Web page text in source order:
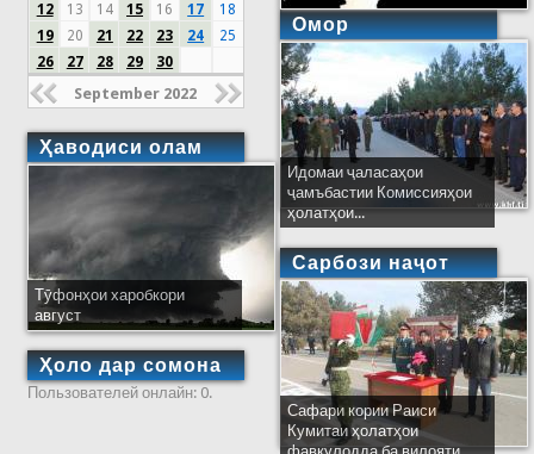
12
13 14 15 16 17
18
19
20 21 22 23 24
25
26
27 28 29 30
September 2022
Ҳаводиси олам
Тӯфонҳои харобкори
август
Ҳоло дар сомона
Пользователей онлайн: 0.
Омор
Идомаи ҷаласаҳои
ҷамъбастии Комиссияҳои
ҳолатҳои...
Сарбози наҷот
Сафари кории Раиси
Кумитаи ҳолатҳои